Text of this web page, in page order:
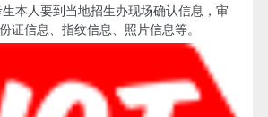
人要到当地招生办现场确认信息，审
证信息、指纹信息、照片信息等。